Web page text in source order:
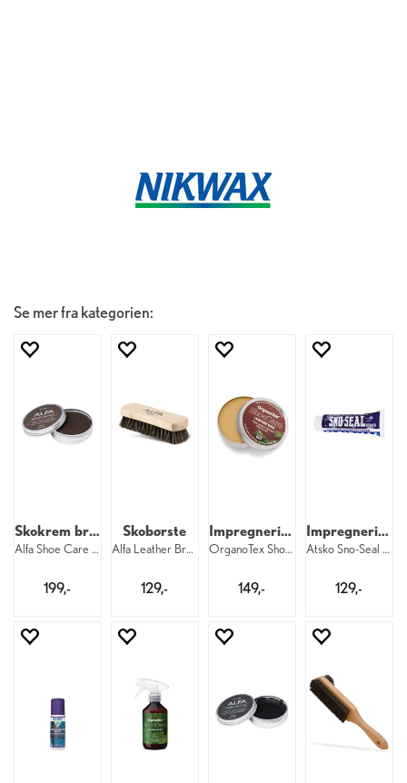
Se mer fra kategorien:
Skokrem brun
Alfa Shoe Care Polish 0202
199,-
Skobørste
Alfa Leather Brush 0201
129,-
Impregnering for sko
OrganoTex ShoeCare Leather Wax 100 ml
149,-
Impregnering for sko
Atsko Sno-Seal Beeswax Tube
129,-